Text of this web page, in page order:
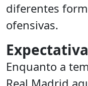
diferentes
ofensivas.
Enquanto a